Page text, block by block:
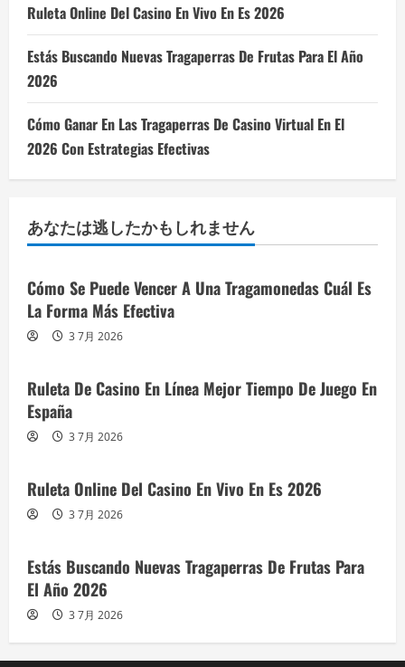
Ruleta Online Del Casino En Vivo En Es 2026
Estás Buscando Nuevas Tragaperras De Frutas Para El Año
2026
Cómo Ganar En Las Tragaperras De Casino Virtual En El
2026 Con Estrategias Efectivas
あなたは逃したかもしれません
Cómo Se Puede Vencer A Una Tragamonedas Cuál Es
La Forma Más Efectiva
3 7月 2026
Ruleta De Casino En Línea Mejor Tiempo De Juego En
España
3 7月 2026
Ruleta Online Del Casino En Vivo En Es 2026
3 7月 2026
Estás Buscando Nuevas Tragaperras De Frutas Para
El Año 2026
3 7月 2026